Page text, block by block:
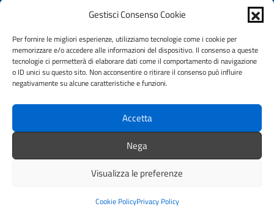
Gestisci Consenso Cookie
Per fornire le migliori esperienze, utilizziamo tecnologie come i cookie per
memorizzare e/o accedere alle informazioni del dispositivo. Il consenso a queste
tecnologie ci permetterà di elaborare dati come il comportamento di navigazione
o ID unici su questo sito. Non acconsentire o ritirare il consenso può influire
negativamente su alcune caratteristiche e funzioni.
Accetta
Nega
Visualizza le preferenze
Cookie PolicyPrivacy Policy
Informativa privacy
Dichiarazione di accessibilità
Obiettivi di accessibilità
Note legali
SEGUICI SU
Facebook Youtube
Credits